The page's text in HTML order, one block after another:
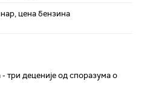
цена бензина
три деценије од споразума о